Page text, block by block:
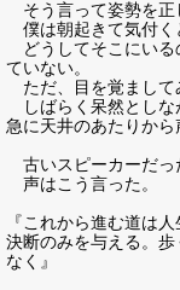
そう言って姿勢を正
僕は朝起きて気付く
どうしてそこにいる
ていない。
ただ、目を覚まして
しばらく呆然としな
急に天井のあたりから
古いスピーカーだっ
声はこう言った。
『これから進む道は
決断のみを与える。
なく』